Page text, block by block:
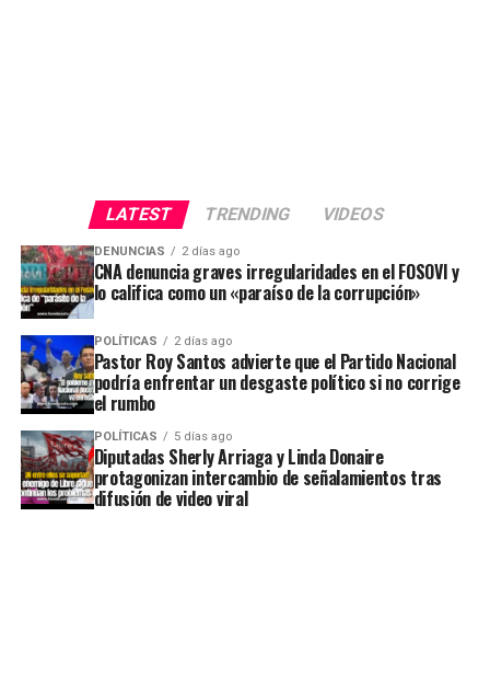
LATEST TRENDING VIDEOS
DENUNCIAS 2 días ago
CNA denuncia graves irregularidades en el FOSOVI y
lo califica como un «paraíso de la corrupción»
POLÍTICAS 2 días ago
Pastor Roy Santos advierte que el Partido Nacional
podría enfrentar un desgaste político si no corrige
el rumbo
POLÍTICAS 5 días ago
Diputadas Sherly Arriaga y Linda Donaire
protagonizan intercambio de señalamientos tras
difusión de video viral